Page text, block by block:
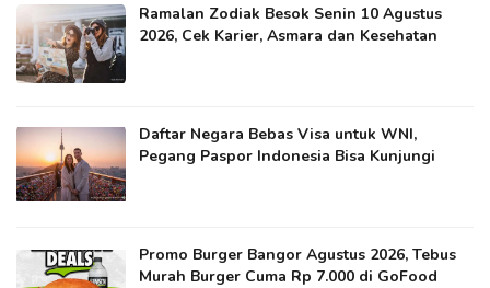
Ramalan Zodiak Besok Senin 10 Agustus
2026, Cek Karier, Asmara dan Kesehatan
Daftar Negara Bebas Visa untuk WNI,
Pegang Paspor Indonesia Bisa Kunjungi
Promo Burger Bangor Agustus 2026, Tebus
Murah Burger Cuma Rp 7.000 di GoFood